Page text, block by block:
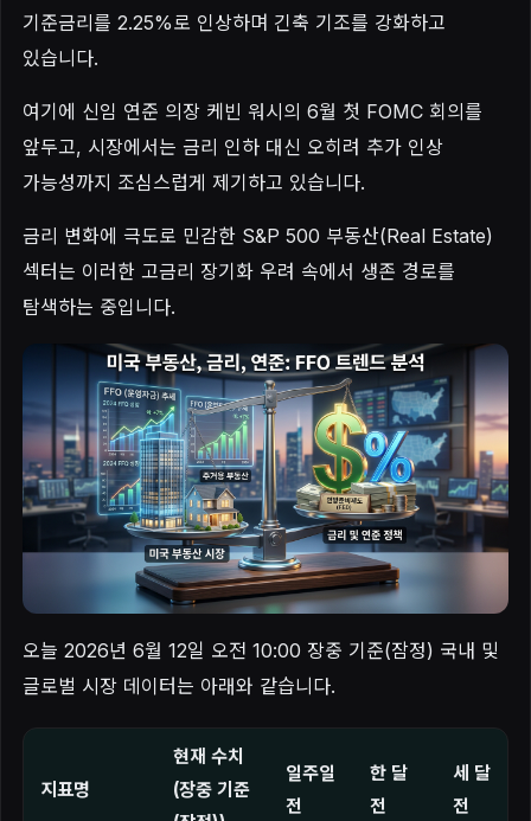
기준금리를 2.25%로 인상하며 긴축 기조를 강화하고
있습니다.
여기에 신임 연준 의장 케빈 워시의 6월 첫 FOMC 회의를
앞두고, 시장에서는 금리 인하 대신 오히려 추가 인상
가능성까지 조심스럽게 제기하고 있습니다.
금리 변화에 극도로 민감한 S&P 500 부동산(Real Estate)
섹터는 이러한 고금리 장기화 우려 속에서 생존 경로를
탐색하는 중입니다.
오늘 2026년 6월 12일 오전 10:00 장중 기준(잠정) 국내 및
글로벌 시장 데이터는 아래와 같습니다.
지표명
현재 수치
(장중 기준
일주일
전
한 달
전
세 달
전